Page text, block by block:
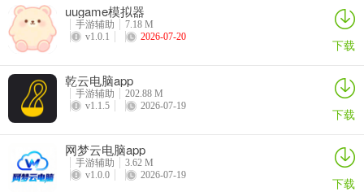
逃。如果自己手上牌很顺，要尽量找机会上手，最快速度将牌出得手
上所剩无几，这样地主就会更被动。要判断出来地主手上的牌型和朋
友的牌型，尽量打地主手上适应的牌型，打朋友适应的牌型;如果自己
5、斗地主游戏记牌和算牌很关键，记牌是算牌的基础，所以斗地主游
戏对自己的记忆，思维，推测能力要有较高的要求。一方面至少也需
少要记住对手手里还剩下多少张牌(当然网上游戏的情况下，软件能帮
助指出)。 拿到牌之后，要看看自己手上缺了哪些牌，最好能根据手
uugame模拟器
手游辅助
7.18 M
v1.0.1
2026-07-20 下载
乾云电脑app
手游辅助
202.88 M
v1.1.5
2026-07-19 下载
网梦云电脑app
手游辅助
3.62 M
v1.0.0
2026-07-19 下载